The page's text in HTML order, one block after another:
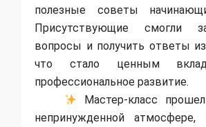
полезные советы
Присутствующие смогли
вопросы и получить ответы
что стало ценным
профессиональное развитие.
Мастер-класс
непринужденной атмосфере,